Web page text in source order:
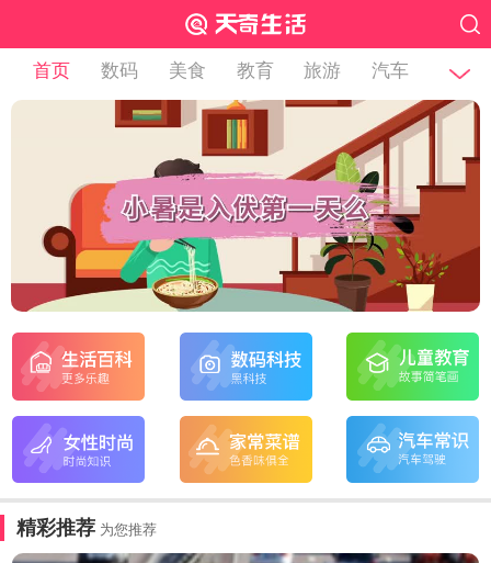
首页 数码 美食 教育 旅游 汽车
精彩推荐 为您推荐